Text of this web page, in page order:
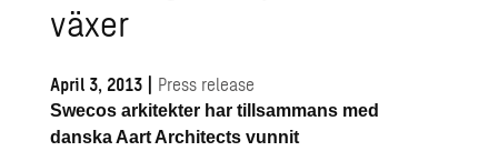
växer
April 3, 2013 | Press release
Swecos arkitekter har tillsammans med
danska Aart Architects vunnit